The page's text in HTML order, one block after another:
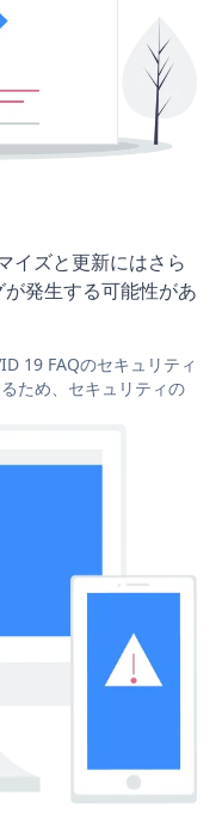
イズと更新にはさら
発生する可能性があ
19 FAQのセキュリティ
ため、セキュリティの